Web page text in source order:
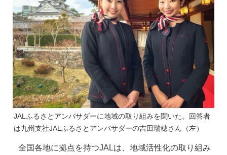
JALふるさとアンバサダーに地域の取り組みを聞いた。回答者
は九州支社JALふるさとアンバサダーの吉田瑞穂さん（左）
全国各地に拠点を持つJALは、地域活性化の取り組み